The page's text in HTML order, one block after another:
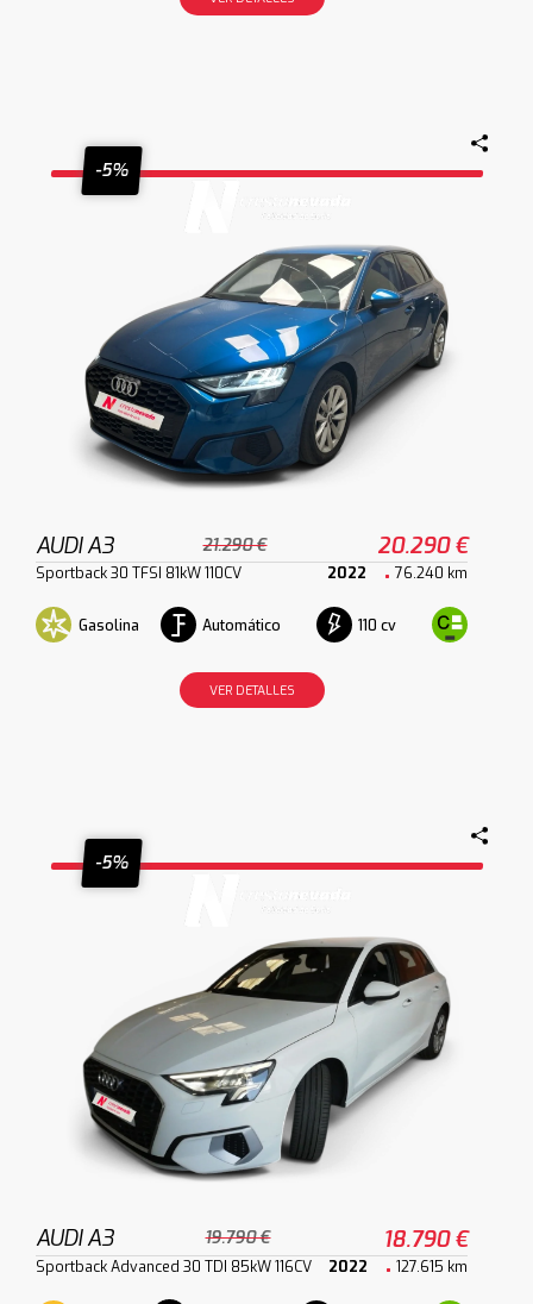
-5%
AUDI A3 21.290 € 20.290 €
Sportback 30 TFSI 81kW 110CV 2022 76.240 km
Gasolina Automático 110 cv
VER DETALLES
-5%
AUDI A3 19.790 € 18.790 €
Sportback Advanced 30 TDI 85kW 116CV 2022 127.615 km